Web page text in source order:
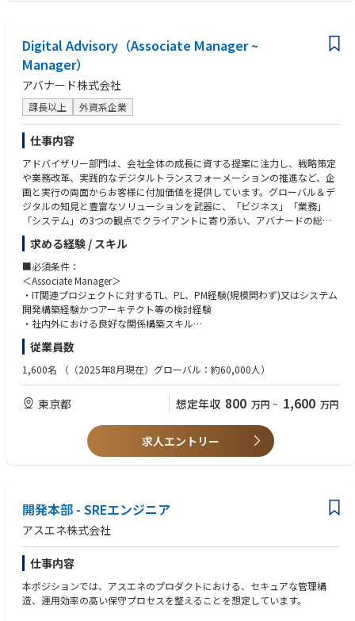
■"Agentic(エージェンティック）"の最先端で一緒に働いてみませんか？
UiPathは、エンドツーエンドの業務自動化を通じて、これまで日本企業の
効率化と変革を支えてきました。
今、我々が注力しているのは「エージェンティックオートメーション」。
AIエージェント、RPAのロボット、
人を連携させて、企業全体の業務を安全かつ安定的に自動化することで
UiPath株式会社は本社直下のリージョンに昇格し、日本を最重要拠点と位
置づける戦略のもと、
日本から世界へソリューションを発信することを目指しています。
UiPathは、好奇心旺盛で、自ら進んで動けるフットワークの軽い人材を求
めています。
ビジネスのスピードや変化を喜びとし、互いを思いやり、ともに成長し続
けられる仲間が必要です。
UiPathでエージェンティックオートメーションを実現し、共に社会を変革
しましょう。
Digital Advisory（Associate Manager ~
Manager）
アバナード株式会社
課長以上 外資系企業
仕事内容
アドバイザリー部門は、会社全体の成長に資する提案に注力し、戦略策定
や業務改革、実践的なデジタルトランスフォーメーションの推進など、企
画と実行の両面からお客様に付加価値を提供しています。グローバル＆デ
ジタルの知見と豊富なソリューションを武器に、「ビジネス」「業務」
「システム」の3つの観点でクライアントに寄り添い、アバナードの総合
力でお客様の成長に大きく貢献します。
コンサルタントとして、当社の持つ最先端のデジタル領域の知識・技術・
経験を掛け合わせ、クライアントに対し斬新かつ最適な提案や解決方法を
提示し、さらには新しいマーケットやビジネスの創出までをサポートして
頂きます。ビジネスとテクノロジー双方においての知見が必要とされるた
め、大きな裁量を持ちながら更なる成長ができる環境です。
■具体的な業務内容：
＜Associate Manager＞
・提案活動のサポート（市場調査・提案書作成等）
・プロジェクトにおけるミーティング等のファシリテーション
・クライアントとの関係構築（現場リーダーとして、案件の継続に向けた
主体的な活動）
・ステークホルダーとの共通理解の構築、報告業務
・デリバリーに関わる課題やリスク対応
・デリバリー計画の具体化と進捗管理及びコスト管理
・プロジェクトメンバーの業務管理
● デリバリー中心型
・プロジェクト統制
求める経験 / スキル
■必須条件：
＜Associate Manager＞
・IT関連プロジェクトに対するTL、PL、PM経験(規模問わず)又はシステム
開発構築経験かつアーキテクト等の検討経験
・社内外における良好な関係構築スキル
・クライアントフェイシング経験
・SIer／コンサルファーム／事業会社での一通りのプロジェクト遂行経験
（顧客課題ヒアリング、データ分析、打ち手の検討、ドキュメント作成）
の品質管理、メンバー育成の経験
・ビジネスレベルの日本語 （JLPT: N1程度）
・ITプロジェクトにおけるPMO/PM/PLいずれかの経験
従業員数
1,600名 （（2025年8月現在）グローバル：約60,000人）
東京都 想定年収 800 万円 ~ 1,600 万円
求人エントリー
開発本部 - SREエンジニア
アスエネ株式会社
仕事内容
本ポジションでは、アスエネのプロダクトにおける、セキュアな管理構
造、運用効率の高い保守プロセスを整えることを想定しています。